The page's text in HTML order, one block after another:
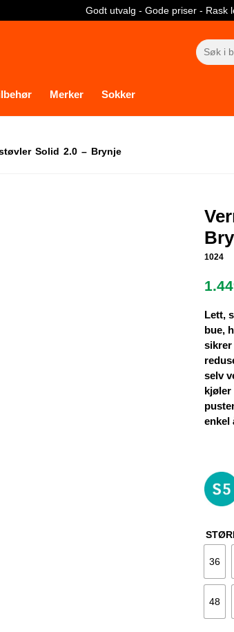
Godt utvalg - Gode priser - Rask
Søk
etter:
Merker Sokker
Solid 2.0 – Brynje
1024
Lett,
bue,
sikrer
selv
kjøler
enkel
36
48